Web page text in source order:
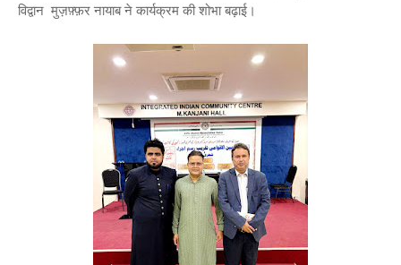
विद्वान मुज़फ़्फ़र नायाब ने कार्यक्रम की शोभा बढ़ाई।